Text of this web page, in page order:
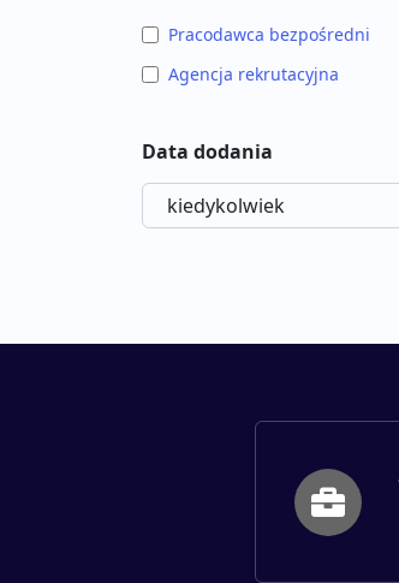
Pracodawca bezpośredni
Agencja rekrutacyjna
Data dodania